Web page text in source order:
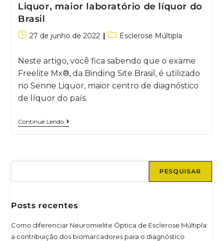
Liquor, maior laboratório de líquor do
Brasil
27 de junho de 2022 Esclerose Múltipla
Neste artigo, você fica sabendo que o exame
Freelite Mx®, da Binding Site Brasil, é utilizado
no Senne Liquor, maior centro de diagnóstico
de líquor do país.
Continue Lendo
PESQUISAR
Posts recentes
Como diferenciar Neuromielite Óptica de Esclerose Múltipla:
a contribuição dos biomarcadores para o diagnóstico